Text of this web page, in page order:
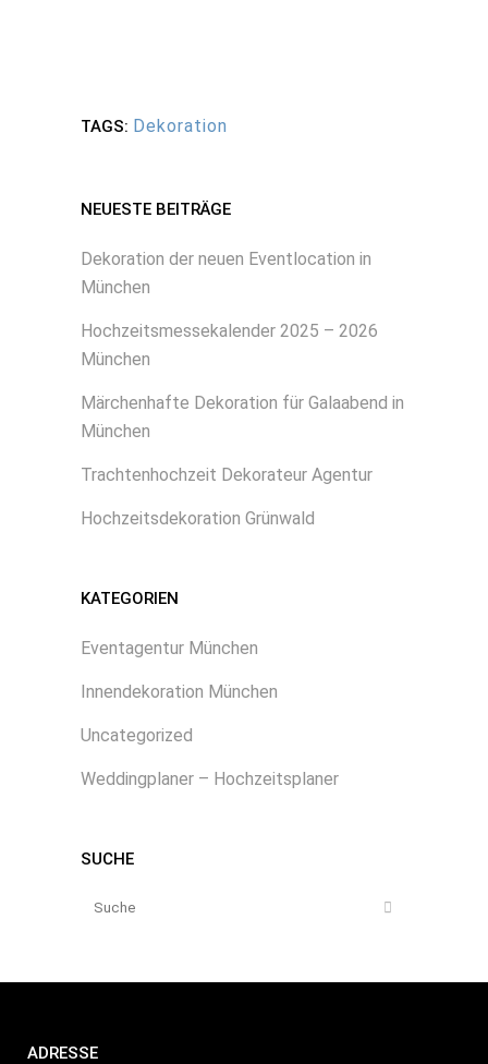
TAGS: Dekoration
NEUESTE BEITRÄGE
Dekoration der neuen Eventlocation in
München
Hochzeitsmessekalender 2025 – 2026
München
Märchenhafte Dekoration für Galaabend in
München
Trachtenhochzeit Dekorateur Agentur
Hochzeitsdekoration Grünwald
KATEGORIEN
Eventagentur München
Innendekoration München
Uncategorized
Weddingplaner – Hochzeitsplaner
SUCHE
ADRESSE